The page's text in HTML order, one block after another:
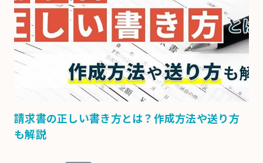
請求書の正しい書き方とは？作成方法や送り方
も解説